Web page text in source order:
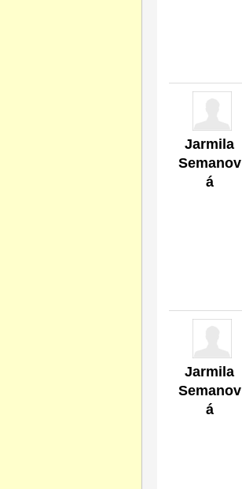
Jarmila
Semanov
á
Jarmila
Semanov
á